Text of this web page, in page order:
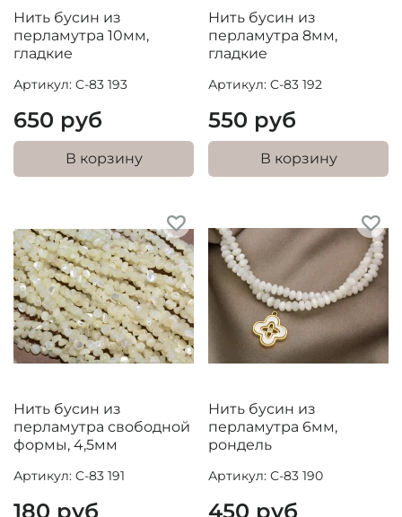
Нить бусин из
перламутра 10мм,
гладкие
Артикул: C-83 193
650 руб
В корзину
Нить бусин из
перламутра 8мм,
гладкие
Артикул: C-83 192
550 руб
В корзину
Нить бусин из
перламутра свободной
формы, 4,5мм
Артикул: C-83 191
180 руб
Нить бусин из
перламутра 6мм,
рондель
Артикул: С-83 190
450 руб